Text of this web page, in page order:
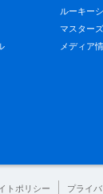
ルーキー
マスター
メディア
トポリシー プライ